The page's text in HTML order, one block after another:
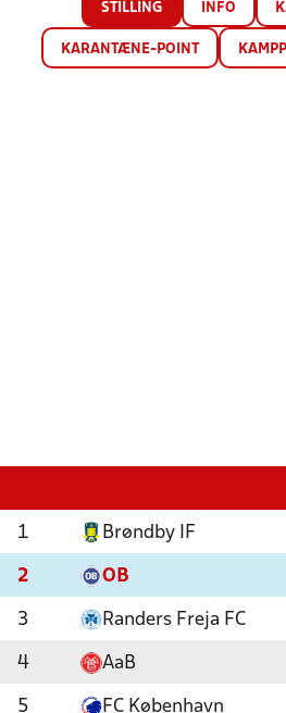
STILLING INFO
KARANTÆNE-POINT
1 Brøndby IF
2 OB
3 Randers Freja FC
4 AaB
5 FC København